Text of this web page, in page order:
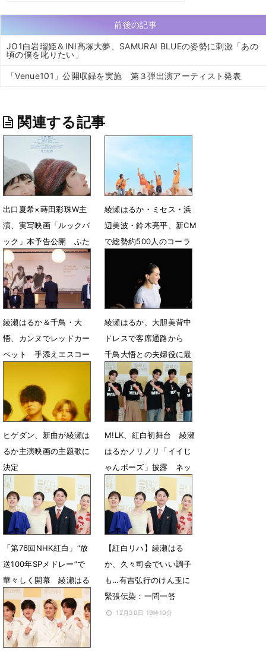
前後の記事
JO1白岩瑠姫＆INI髙塚大夢、SAMURAI BLUEの姿勢に刺激「あの
頃の僕を叱りたい」
「Venue101」公開収録を実施 第３弾出演アーティスト発表
関連する記事
出口夏希×蒔田彩珠W主
演、実写映画「ルックバ
ック」本予告公開 ふた
りを取り巻く新キャスト
６人を発表
7月15日 13時15分
綾瀬はるか・ミセス・浜
辺美波・鈴木亮平、新CM
で総勢約500人のコーラ
「GOOD DAY」を歌唱
5月19日 15時00分
綾瀬はるか＆千鳥・大
悟、カンヌでレッドカー
ペット 手添えエスコー
5月18日 08時29分
綾瀬はるか、大胆美背中
ドレスで客席通路から
千鳥大悟との夫婦役に最
初は「ビックリ」
5月13日 06時43分
ヒゲダン、新曲が綾瀬は
るか主演映画の主題歌に
決定
2月18日 12時00分
M!LK、紅白初舞台 綾瀬
はるかノリノリ「イイじ
ゃんポーズ」披露 ネッ
ト「完璧でした」
12月31日 20時05分
「第76回NHK紅白」“放
送100年SPメドレー”で
華々しく開幕 綾瀬はる
か「広島パワーでがんば
りましょう！」
12月31日 19時31分
【紅白リハ】綾瀬はる
か、久々司会でいい調子
も…有吉弘行のけん玉に
緊張伝染：一問一答
12月30日 19時10分